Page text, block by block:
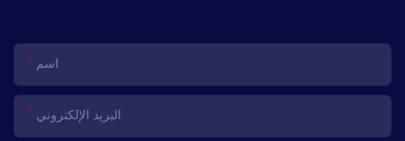
اسم
البريد الإلكتروني